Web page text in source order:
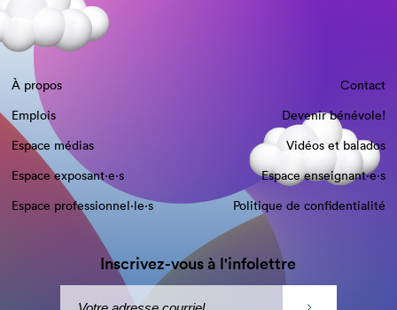
À propos
Contact
Emplois
Devenir bénévole!
Espace médias
Vidéos et balados
Espace exposant·e⋅s
Espace enseignant·e⋅s
Espace professionnel·le⋅s
Politique de confidentialité
Inscrivez-vous à l'infolettre